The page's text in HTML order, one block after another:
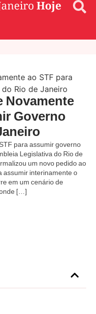
Novamente
Governo
para assumir governo
Legislativa do Rio de
um novo pedido ao
assumir interinamente o
em um cenário de
[…]